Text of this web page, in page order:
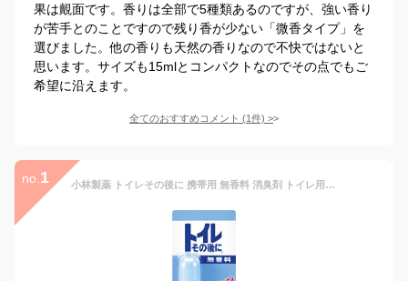
果は覿面です。香りは全部で5種類あるのですが、強い香り
が苦手とのことですので残り香が少ない「微香タイプ」を
選びました。他の香りも天然の香りなので不快ではないと
思います。サイズも15mlとコンパクトなのでその点でもご
希望に沿えます。
全てのおすすめコメント (1件) >
no. 1 小林製薬 トイレその後に 携帯用 無香料 消臭剤 トイレ用 消臭スプレー 23ml(約15回分)